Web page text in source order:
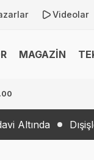
Videolar
MAGAZİN
Dışişleri’nden